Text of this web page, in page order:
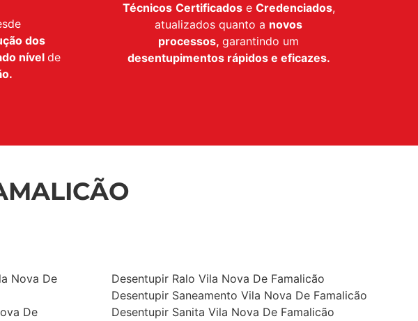
dos
nível de
Técnicos Certificadose Credenciados,
atualizados quanto a novos
processos, garantindo um
desentupimentos rápidos e eficazes.
Nova De
De
Desentupir Ralo Vila Nova De Famalicão
Desentupir Saneamento Vila Nova De Famalicão
Desentupir Sanita Vila Nova De Famalicão